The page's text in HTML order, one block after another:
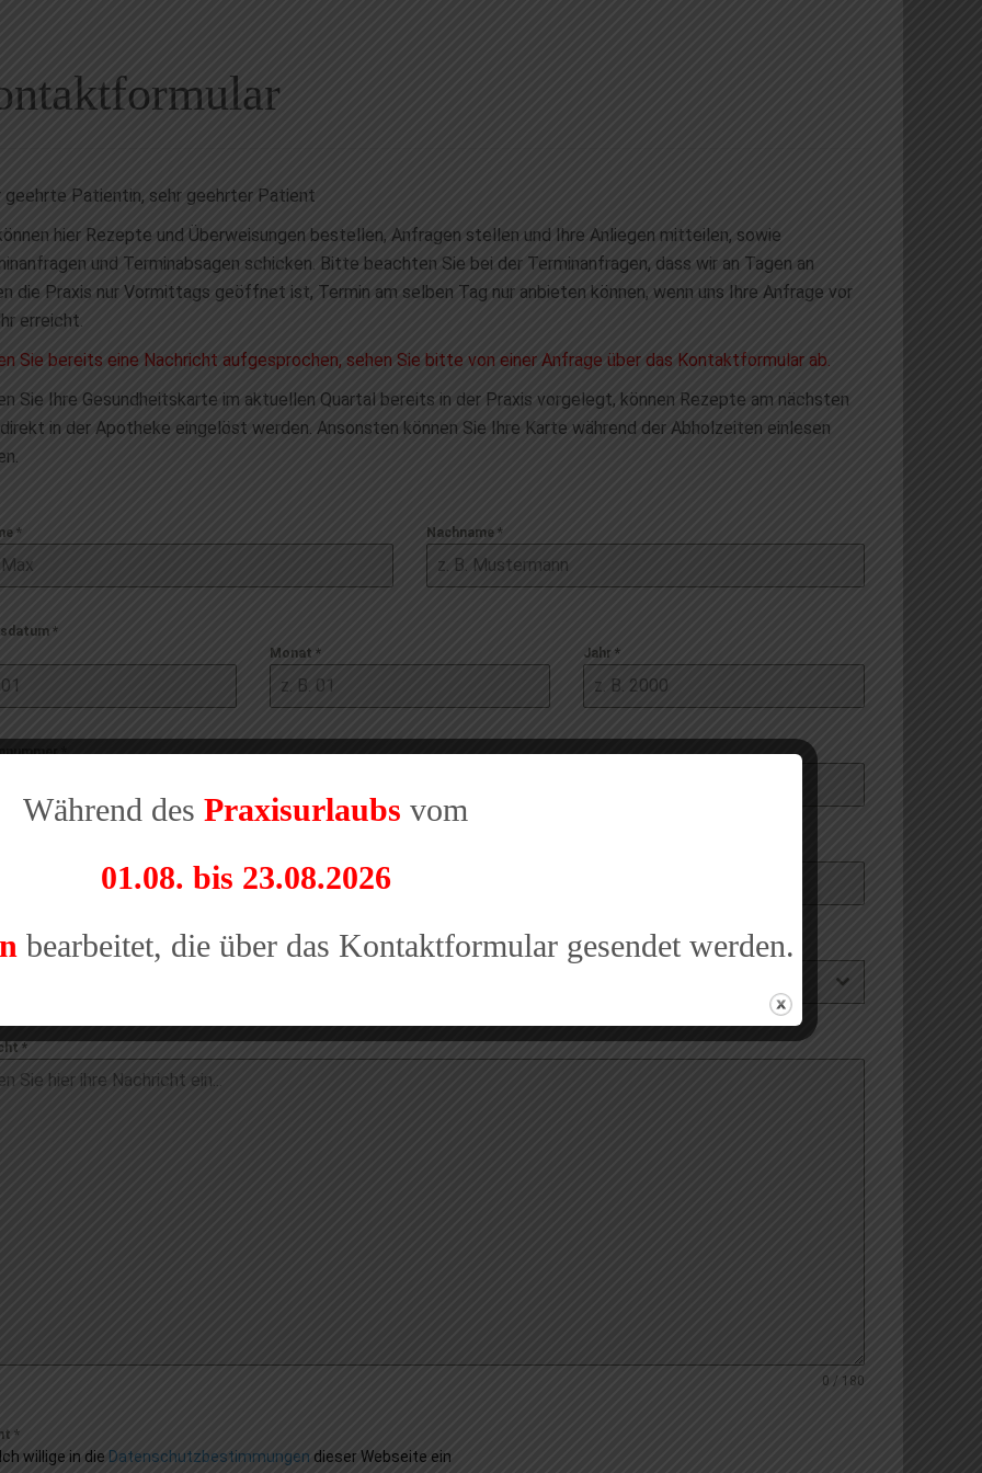
geehrte Patientin, sehr geehrter Patient
hier Rezepte und Überweisungen bestellen, Anfragen stellen und Ihre Anliegen mitteilen, sowie
und Terminabsagen schicken. Bitte beachten Sie bei der Terminanfragen, dass wir an Tagen an
die Praxis nur Vormittags geöffnet ist, Termin am selben Tag nur anbieten können, wenn uns Ihre Anfrage vor
erreicht.
Sie bereits eine Nachricht aufgesprochen, sehen Sie bitte von einer Anfrage über das Kontaktformular ab.
Sie Ihre Gesundheitskarte im aktuellen Quartal bereits in der Praxis vorgelegt, können Rezepte am nächsten
in der Apotheke eingelöst werden. Ansonsten können Sie Ihre Karte während der Abholzeiten einlesen
* Nachname *
*
Monat * Jahr*
*
*
*
0 / 180
*
Ich willige in die Datenschutzbestimmungen dieser Webseite ein
Während des Praxisurlaubs vom
01.08. bis 23.08.2026
bearbeitet, die über das Kontaktformular gesendet werden.